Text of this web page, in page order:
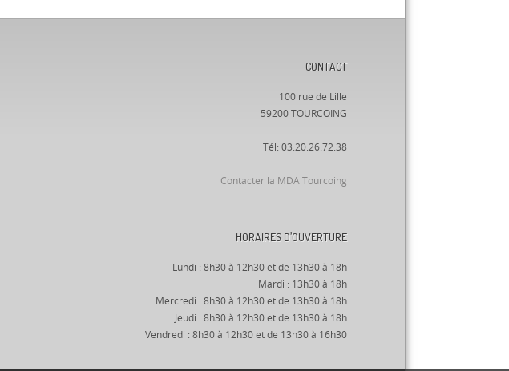
CONTACT
100 rue de Lille
59200 TOURCOING
Tél: 03.20.26.72.38
Contacter la MDA Tourcoing
HORAIRES D’OUVERTURE
Lundi : 8h30 à 12h30 et de 13h30 à 18h
Mardi : 13h30 à 18h
Mercredi : 8h30 à 12h30 et de 13h30 à 18h
Jeudi : 8h30 à 12h30 et de 13h30 à 18h
Vendredi : 8h30 à 12h30 et de 13h30 à 16h30